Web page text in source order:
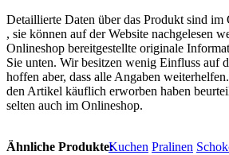
Detaillierte Daten über das Produkt sind im
, sie können auf der Website nachgelesen
Onlineshop bereitgestellte originale
Sie unten. Wir besitzen wenig Einfluss auf
hoffen aber, dass alle Angaben
den Artikel käuflich erworben haben
selten auch im Onlineshop.
Ähnliche Produkte:Kuchen Pralinen